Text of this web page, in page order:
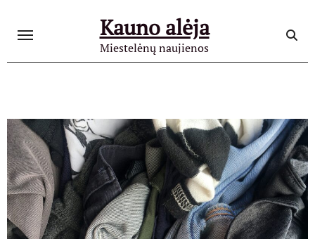
Kauno alėja
Miestelėnų naujienos